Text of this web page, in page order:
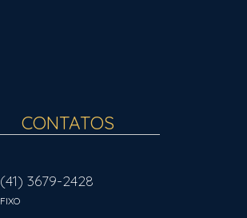
CONTATOS
(41) 3679-2428
FIXO